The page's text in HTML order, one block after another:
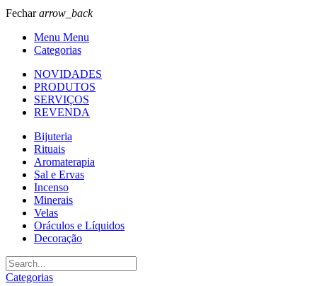
Fechararrow_back
Menu Menu
Categorias
NOVIDADES
PRODUTOS
SERVIÇOS
REVENDA
Bijuteria
Rituais
Aromaterapia
Sal e Ervas
Incenso
Minerais
Velas
Oráculos e Líquidos
Decoração
Categorias